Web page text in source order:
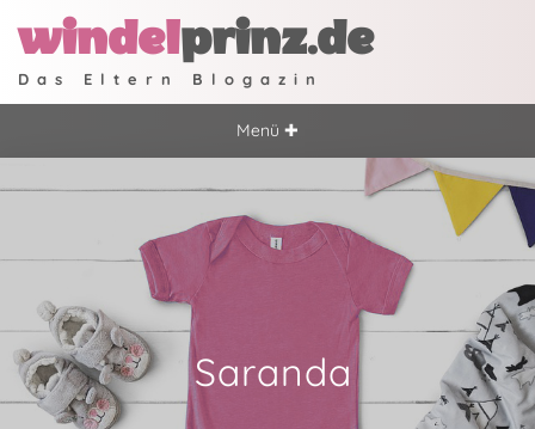
windelprinz.de
Das Eltern Blogazin
Menü ✚
Saranda